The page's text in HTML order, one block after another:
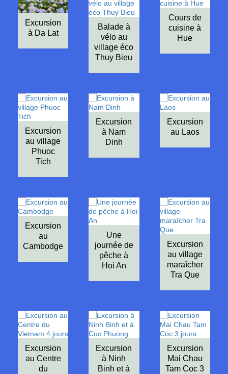
Excursion
à Da Lat
Balade à
vélo au
village éco
Thuy Bieu
Cours de
cuisine à
Hue
Excursion
au village
Phuoc
Tich
Excursion
à Nam
Dinh
Excursion
au Laos
Excursion
au
Cambodge
Une
journée de
pêche à
Hoi An
Excursion
au village
maraîcher
Tra Que
Excursion
au Centre
du
Excursion
à Ninh
Binh et à
Excursion
Mai Chau
Tam Coc 3